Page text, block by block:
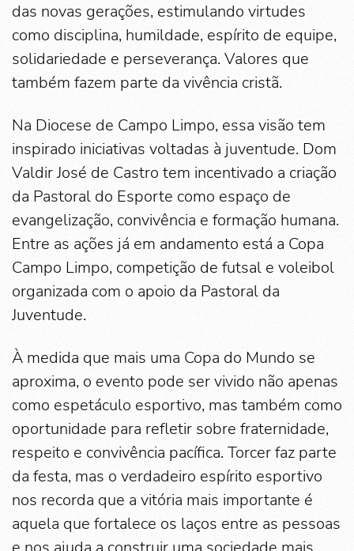
das novas gerações, estimulando virtudes
como disciplina, humildade, espírito de equipe,
solidariedade e perseverança. Valores que
também fazem parte da vivência cristã.
Na Diocese de Campo Limpo, essa visão tem
inspirado iniciativas voltadas à juventude. Dom
Valdir José de Castro tem incentivado a criação
da Pastoral do Esporte como espaço de
evangelização, convivência e formação humana.
Entre as ações já em andamento está a Copa
Campo Limpo, competição de futsal e voleibol
organizada com o apoio da Pastoral da
Juventude.
À medida que mais uma Copa do Mundo se
aproxima, o evento pode ser vivido não apenas
como espetáculo esportivo, mas também como
oportunidade para refletir sobre fraternidade,
respeito e convivência pacífica. Torcer faz parte
da festa, mas o verdadeiro espírito esportivo
nos recorda que a vitória mais importante é
aquela que fortalece os laços entre as pessoas